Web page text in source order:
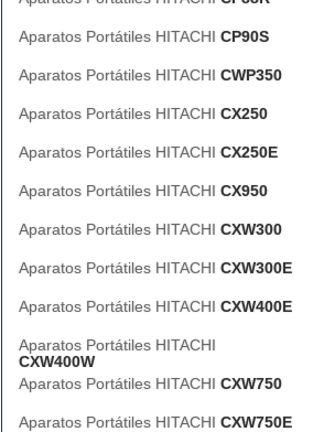
Aparatos Portátiles HITACHI CP90S
Aparatos Portátiles HITACHI CWP350
Aparatos Portátiles HITACHI CX250
Aparatos Portátiles HITACHI CX250E
Aparatos Portátiles HITACHI CX950
Aparatos Portátiles HITACHI CXW300
Aparatos Portátiles HITACHI CXW300E
Aparatos Portátiles HITACHI CXW400E
Aparatos Portátiles HITACHI
CXW400W
Aparatos Portátiles HITACHI CXW750
Aparatos Portátiles HITACHI CXW750E